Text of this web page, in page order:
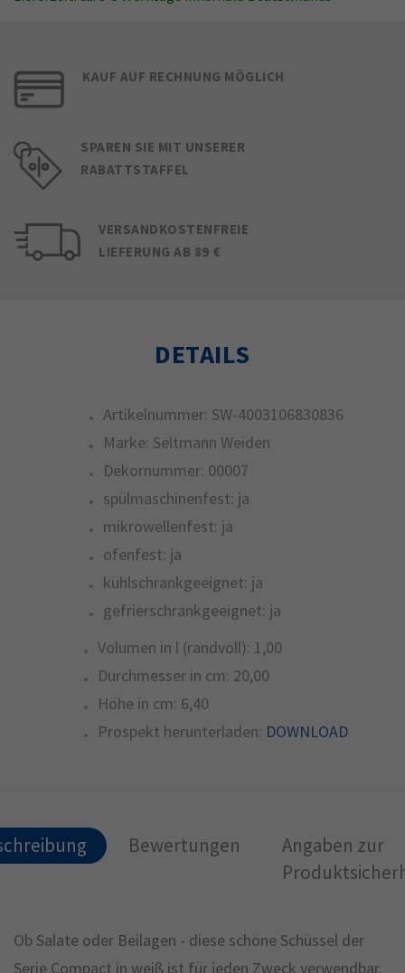
KAUF AUF RECHNUNG MÖGLICH
SPAREN SIE MIT UNSERER
RABATTSTAFFEL
VERSANDKOSTENFREIE
LIEFERUNG AB 89 €
DETAILS
Artikelnummer: SW-4003106830836
Marke: Seltmann Weiden
Dekornummer: 00007
spülmaschinenfest: ja
mikrowellenfest: ja
ofenfest: ja
kühlschrankgeeignet: ja
gefrierschrankgeeignet: ja
Volumen in l (randvoll): 1,00
Durchmesser in cm: 20,00
Höhe in cm: 6,40
Prospekt herunterladen: DOWNLOAD
Bewertungen
Angaben zur
Ob Salate oder Beilagen - diese schöne Schüssel der
Serie Compact in weiß ist für jeden Zweck verwendbar.